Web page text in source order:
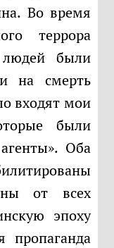
Во время
террора
были
на смерть
входят мои
были
Оба
от всех
эпоху
пропаганда